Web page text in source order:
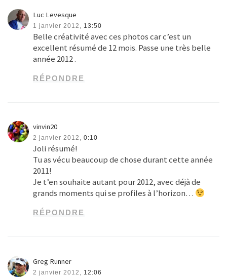
Luc Levesque
1 janvier 2012, 13:50
Belle créativité avec ces photos car c’est un
excellent résumé de 12 mois. Passe une très belle
année 2012 .
RÉPONDRE
vinvin20
2 janvier 2012, 0:10
Joli résumé!
Tu as vécu beaucoup de chose durant cette année
2011!
Je t’en souhaite autant pour 2012, avec déjà de
grands moments qui se profiles à l’horizon…
RÉPONDRE
Greg Runner
2 janvier 2012, 12:06